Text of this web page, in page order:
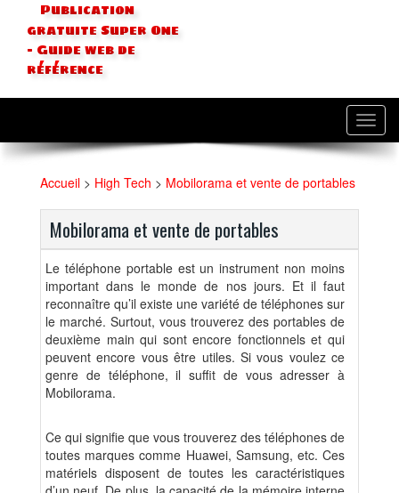
Publication
gratuite Super One
- Guide web de
référence
Accueil > High Tech > Mobilorama et vente de portables
Mobilorama et vente de portables
Le téléphone portable est un instrument non moins
important dans le monde de nos jours. Et il faut
reconnaître qu’il existe une variété de téléphones sur
le marché. Surtout, vous trouverez des portables de
deuxième main qui sont encore fonctionnels et qui
peuvent encore vous être utiles. Si vous voulez ce
genre de téléphone, il suffit de vous adresser à
Mobilorama.
Ce qui signifie que vous trouverez des téléphones de
toutes marques comme Huawei, Samsung, etc. Ces
matériels disposent de toutes les caractéristiques